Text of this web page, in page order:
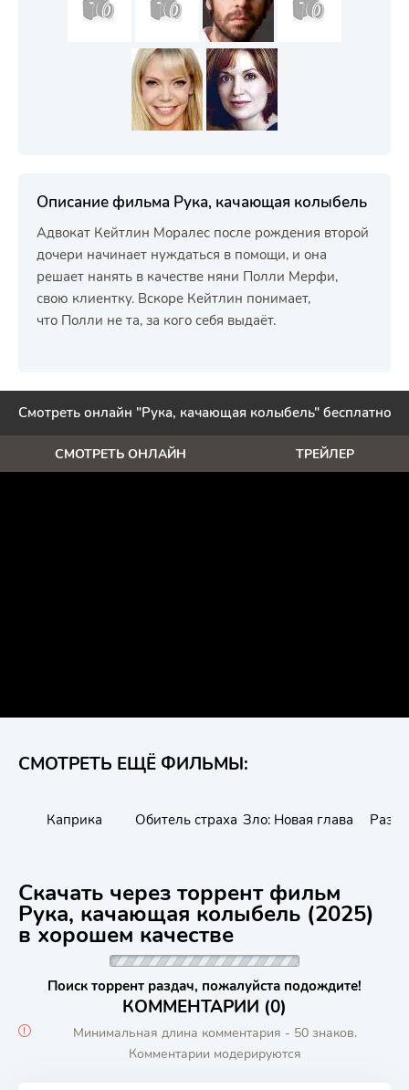
Описание фильма Рука, качающая колыбель
Адвокат Кейтлин Моралес после рождения второй
дочери начинает нуждаться в помощи, и она
решает нанять в качестве няни Полли Мерфи,
свою клиентку. Вскоре Кейтлин понимает,
что Полли не та, за кого себя выдаёт.
Смотреть онлайн "Рука, качающая колыбель" бесплатно
СМОТРЕТЬ ОНЛАЙН ТРЕЙЛЕР
СМОТРЕТЬ ЕЩЁ ФИЛЬМЫ:
Каприка Обитель страха Зло: Новая глава
Скачать через торрент фильм
Рука, качающая колыбель (2025)
в хорошем качестве
Поиск торрент раздач, пожалуйста подождите!
КОММЕНТАРИИ (0)
Минимальная длина комментария - 50 знаков.
Комментарии модерируются